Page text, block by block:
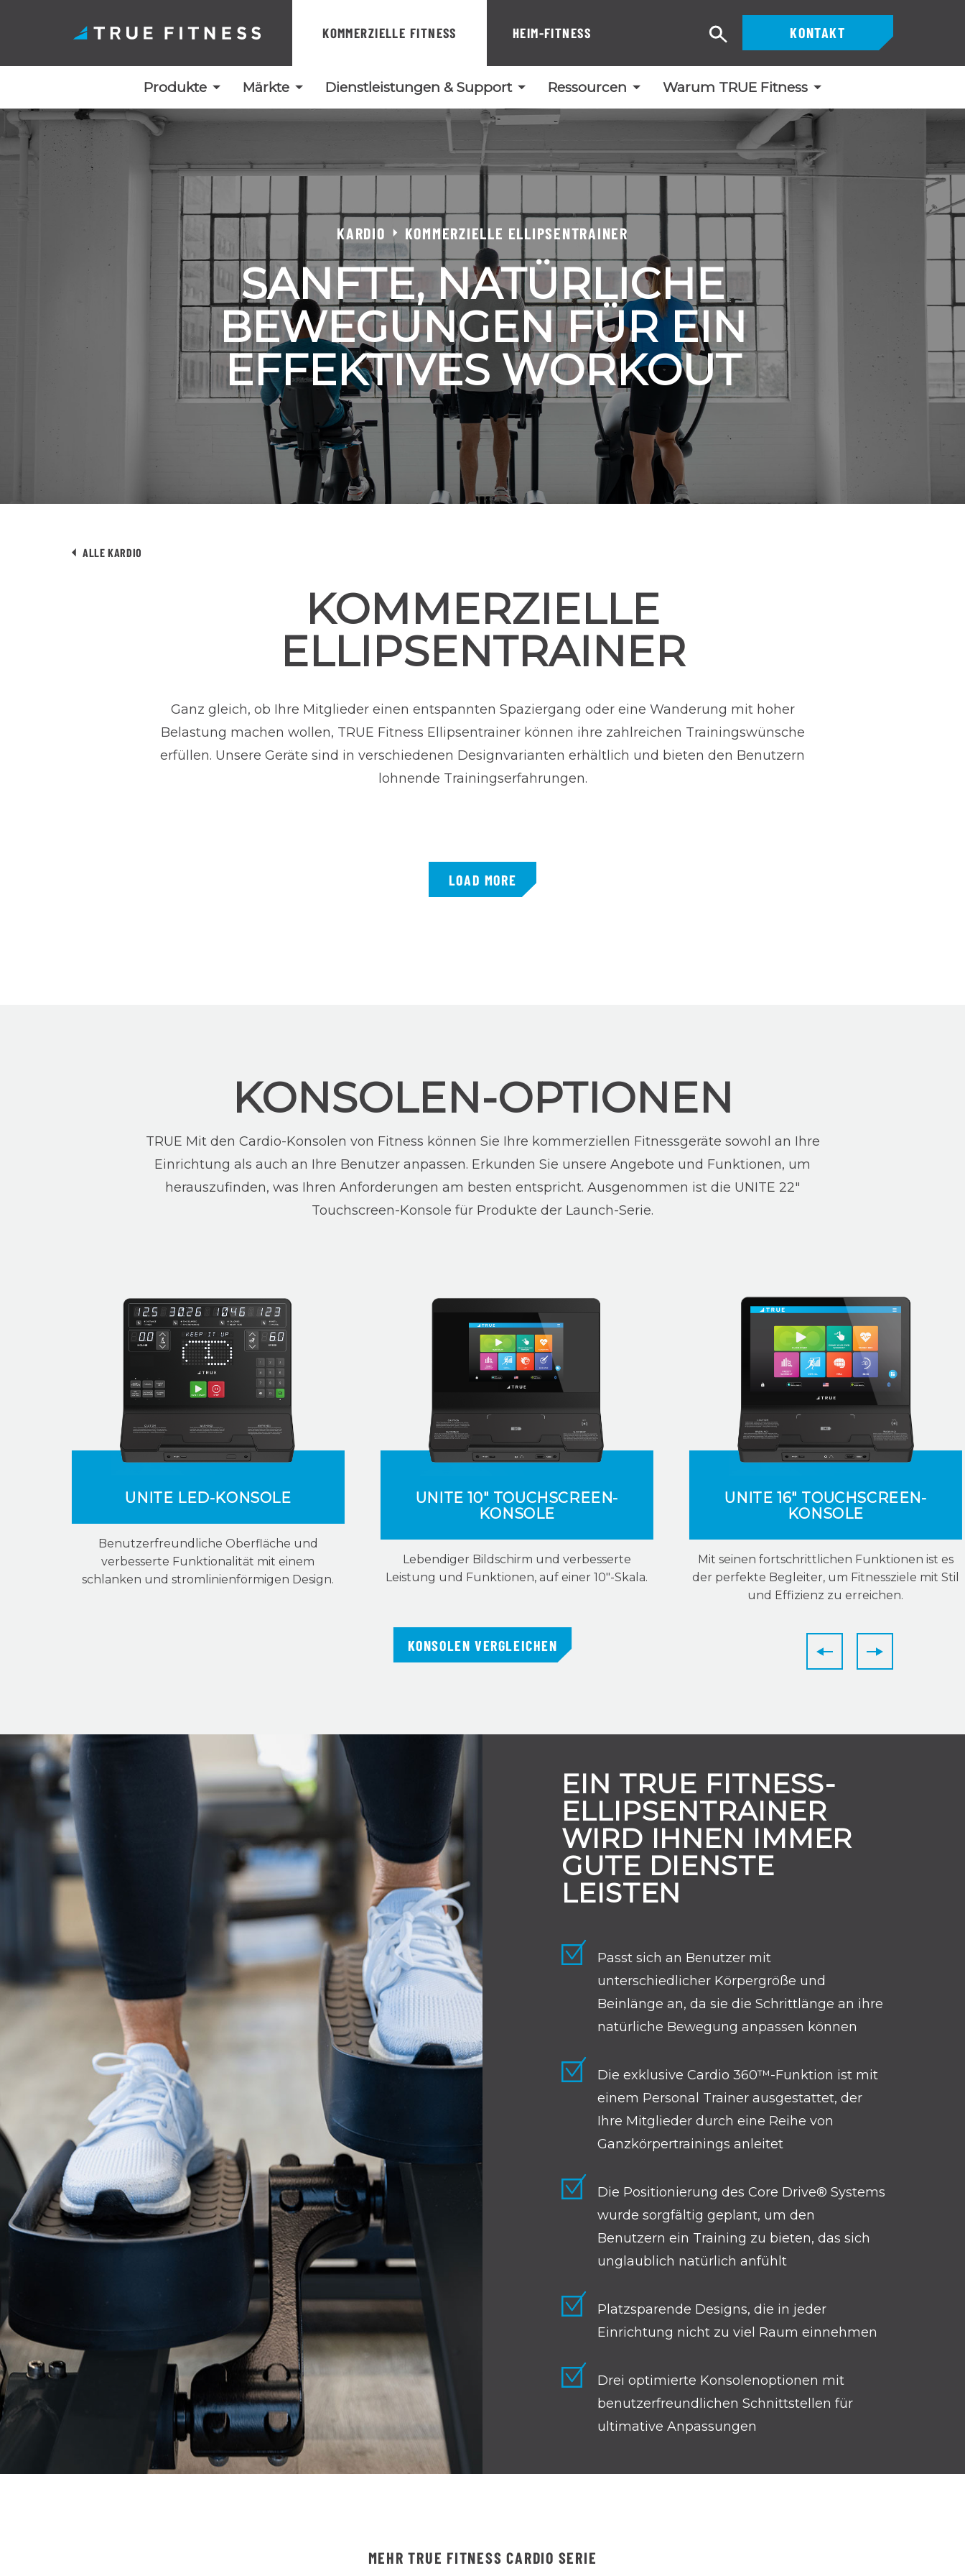
Zum
Inhalt
KOMMERZIELLE FITNESS HEIM-FITNESS
Produkte Märkte Dienstleistungen & Support Ressourcen Warum TRUE Fitness
KONTAKT
Suche
KARDIO KOMMERZIELLE ELLIPSENTRAINER
SANFTE, NATÜRLICHE
BEWEGUNGEN FÜR EIN
EFFEKTIVES WORKOUT
ALLE KARDIO
KOMMERZIELLE
ELLIPSENTRAINER
Ganz gleich, ob Ihre Mitglieder einen entspannten Spaziergang oder eine Wanderung mit hoher
Belastung machen wollen, TRUE Fitness Ellipsentrainer können ihre zahlreichen Trainingswünsche
erfüllen. Unsere Geräte sind in verschiedenen Designvarianten erhältlich und bieten den Benutzern
lohnende Trainingserfahrungen.
LOAD MORE
KONSOLEN-OPTIONEN
TRUE Mit den Cardio-Konsolen von Fitness können Sie Ihre kommerziellen Fitnessgeräte sowohl an Ihre
Einrichtung als auch an Ihre Benutzer anpassen. Erkunden Sie unsere Angebote und Funktionen, um
herauszufinden, was Ihren Anforderungen am besten entspricht. Ausgenommen ist die UNITE 22″
Touchscreen-Konsole für Produkte der Launch-Serie.
UNITE LED-KONSOLE
Benutzerfreundliche Oberfläche und
verbesserte Funktionalität mit einem
schlanken und stromlinienförmigen Design.
UNITE 10" TOUCHSCREEN-
KONSOLE
Lebendiger Bildschirm und verbesserte
Leistung und Funktionen, auf einer 10"-Skala.
UNITE 16" TOUCHSCREEN-
KONSOLE
Mit seinen fortschrittlichen Funktionen ist es
der perfekte Begleiter, um Fitnessziele mit Stil
und Effizienz zu erreichen.
KONSOLEN VERGLEICHEN
EIN TRUE FITNESS-
ELLIPSENTRAINER
WIRD IHNEN IMMER
GUTE DIENSTE
LEISTEN
Passt sich an Benutzer mit
unterschiedlicher Körpergröße und
Beinlänge an, da sie die Schrittlänge an ihre
natürliche Bewegung anpassen können
Die exklusive Cardio 360™-Funktion ist mit
einem Personal Trainer ausgestattet, der
Ihre Mitglieder durch eine Reihe von
Ganzkörpertrainings anleitet
Die Positionierung des Core Drive® Systems
wurde sorgfältig geplant, um den
Benutzern ein Training zu bieten, das sich
unglaublich natürlich anfühlt
Platzsparende Designs, die in jeder
Einrichtung nicht zu viel Raum einnehmen
Drei optimierte Konsolenoptionen mit
benutzerfreundlichen Schnittstellen für
ultimative Anpassungen
MEHR TRUE FITNESS CARDIO SERIE